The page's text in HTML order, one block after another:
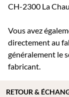
CH-2300 La
Vous avez
directement au
généralement le
fabricant.
RETOUR &